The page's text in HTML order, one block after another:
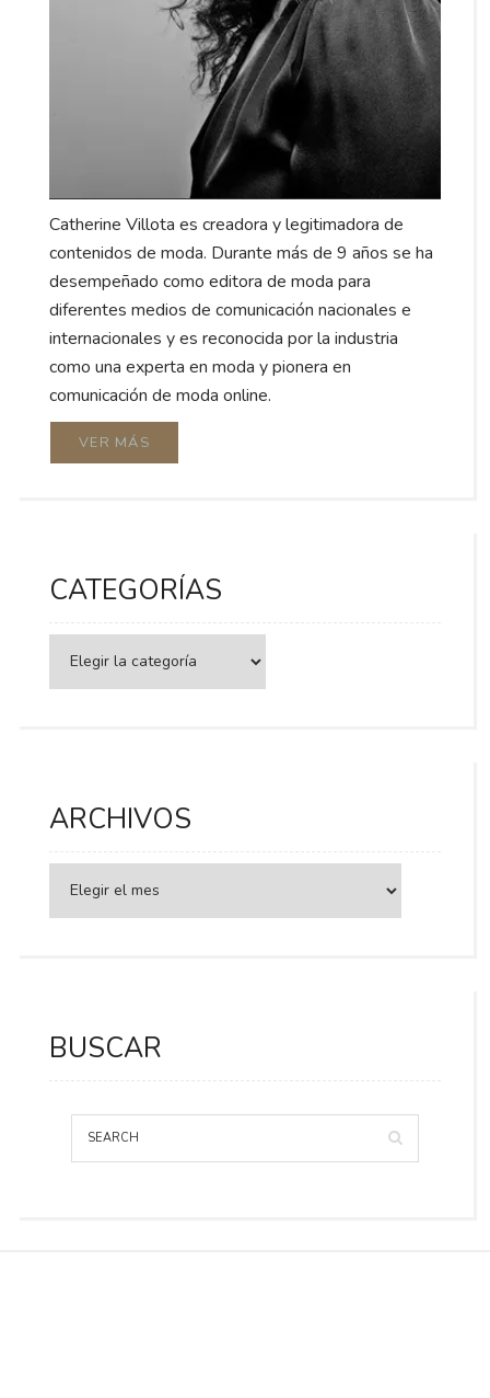
Catherine Villota es creadora y legitimadora de
contenidos de moda. Durante más de 9 años se ha
desempeñado como editora de moda para
diferentes medios de comunicación nacionales e
internacionales y es reconocida por la industria
como una experta en moda y pionera en
comunicación de moda online.
VER MÁS
CATEGORÍAS
ARCHIVOS
BUSCAR